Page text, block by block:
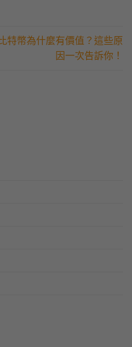
特幣為什麼有價值？這些原
因一次告訴你！